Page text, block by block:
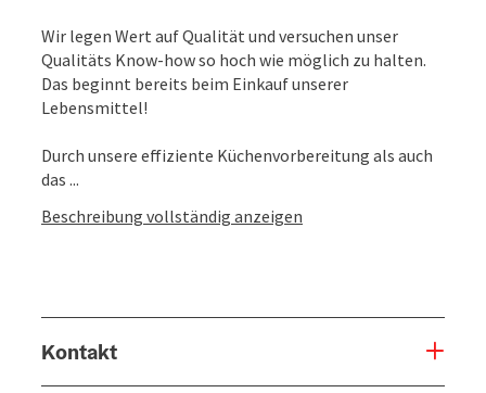
Wir legen Wert auf Qualität und versuchen unser
Qualitäts Know-how so hoch wie möglich zu halten.
Das beginnt bereits beim Einkauf unserer
Lebensmittel!
Durch unsere effiziente Küchenvorbereitung als auch
das ...
Beschreibung vollständig anzeigen
Kontakt